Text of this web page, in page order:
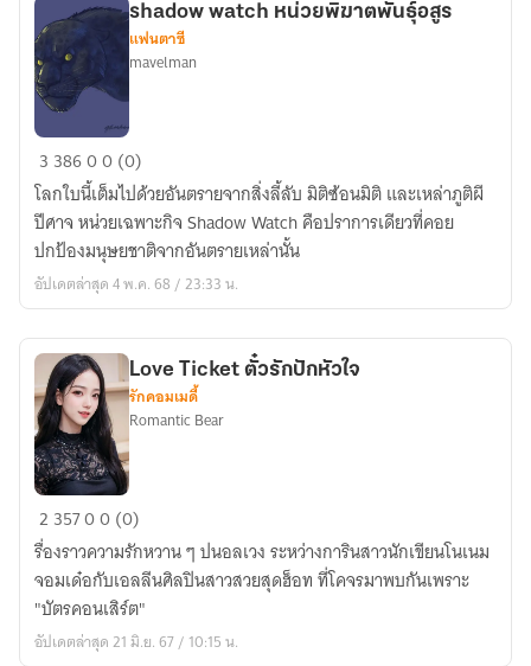
shadow
watch
หน่วย
พิฆาต
พันธุ์
อสูร
shadow watch หน่วยพิฆาตพันธุ์อสูร
แฟนตาซี
mavelman
3 38600 (0)
โลกใบนี้เต็มไปด้วยอันตรายจากสิ่งลี้ลับ มิติซ้อนมิติ และเหล่าภูติผี
ปีศาจ หน่วยเฉพาะกิจ Shadow Watch คือปราการเดียวที่คอย
ปกป้องมนุษยชาติจากอันตรายเหล่านั้น
อัปเดตล่าสุด 4 พ.ค. 68 / 23:33 น.
Love
Ticket
ตั๋ว
รัก
ปัก
หัวใจ
Love Ticket ตั๋วรักปักหัวใจ
รักคอมเมดี้
Romantic Bear
2 35700 (0)
รื่องราวความรักหวาน ๆ ปนอลเวง ระหว่างการินสาวนักเขียนโนเนม
จอมเด๋อกับเอลลีนศิลปินสาวสวยสุดฮ็อท ที่โคจรมาพบกันเพราะ
"บัตรคอนเสิร์ต"
อัปเดตล่าสุด 21 มิ.ย. 67 / 10:15 น.